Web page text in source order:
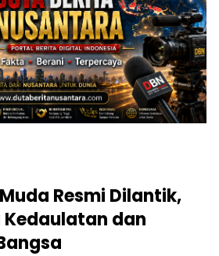
Resmi Dilantik,
Kedaulatan dan